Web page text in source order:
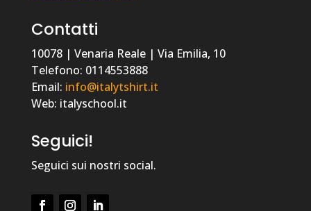
Contatti
10078 | Venaria Reale | Via Emilia, 10
Telefono: 0114553888
Email: info@italytshirt.it
Web: italyschool.it
Seguici!
Seguici sui nostri social.